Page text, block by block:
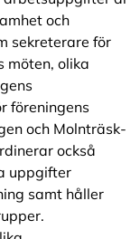
och
sekreterare för
möten, olika
föreningens
och Molnträsk-
också
uppgifter
samt håller